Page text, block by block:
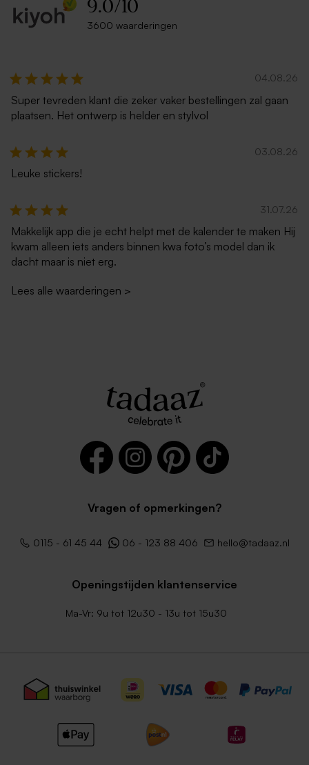
9.0/10
3600 waarderingen
04.08.26
Super tevreden klant die zeker vaker bestellingen zal gaan
plaatsen. Het ontwerp is helder en stylvol
03.08.26
Leuke stickers!
31.07.26
Makkelijk app die je echt helpt met de kalender te maken Hij
kwam alleen iets anders binnen kwa foto’s model dan ik
dacht maar is niet erg.
Lees alle waarderingen >
Vragen of opmerkingen?
0115 - 61 45 44 06 - 123 88 406 hello@tadaaz.nl
Openingstijden klantenservice
Ma-Vr: 9u tot 12u30 - 13u tot 15u30